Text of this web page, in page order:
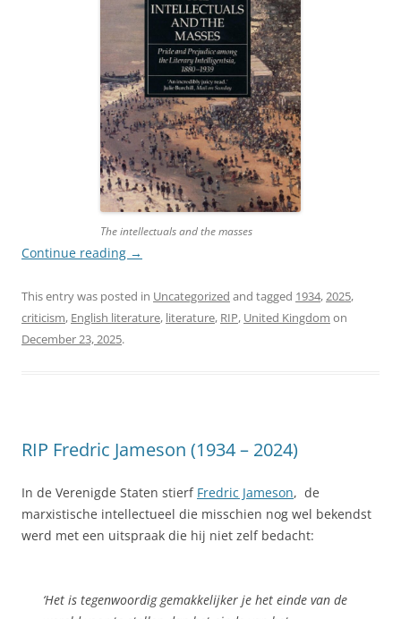
The intellectuals and the masses
Continue reading →
This entry was posted in Uncategorized and tagged 1934,2025,
criticism, English literature, literature, RIP, United Kingdom on
December 23, 2025.
RIP Fredric Jameson (1934 – 2024)
In de Verenigde Staten stierf Fredric Jameson, de
marxistische intellectueel die misschien nog wel bekendst
werd met een uitspraak die hij niet zelf bedacht:
‘Het is tegenwoordig gemakkelijker je het einde van de